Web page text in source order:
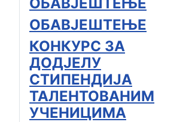
ОБАВЈЕШТЕЊЕ
КОНКУРС ЗА
ДОДЈЕЛУ
СТИПЕНДИЈА
ТАЛЕНТОВАНИМ
УЧЕНИЦИМА